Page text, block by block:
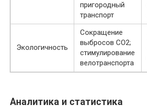
пригородный
транспорт
Экологичность
Сокращение
выбросов CO2;
стимулирование
велотранспорта
Аналитика и статистика